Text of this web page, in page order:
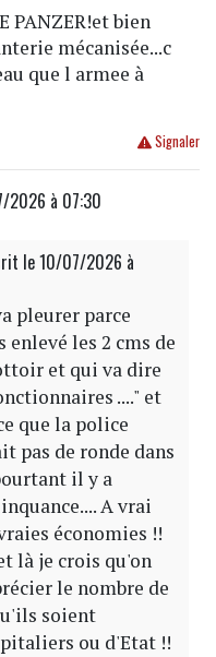
PANZER!et bien
mécanisée...c
que l armee à
Signaler
2026 à 07:30
le 10/07/2026 à
pleurer parce
enlevé les 2 cms de
et qui va dire
...." et
que la police
pas de ronde dans
il y a
A vrai
économies !!
là je crois qu'on
le nombre de
soient
ou d'Etat !!